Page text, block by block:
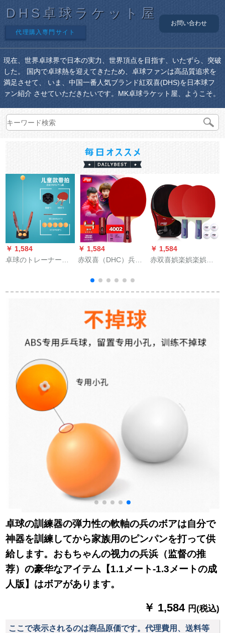
DHS卓球ラケット屋
代理購入専門サイト
お問い合わせ
現在、世界卓球界で日本の実力、世界頂点を目指す、いたずら、突破
した。 国内で卓球熱を迎えてきたため、卓球ファンは高品質追求を
満足させて、 いま、中国一番人気ブランド紅双喜(DHS)を日本球フ
ァン紹介 させていただきたいです。MK卓球ラケット屋、ようこそ。
￥ 1,584
卓球のトレーナーナ
ングル自己練ボムル
￥ 1,584
赤双喜（DHC）兵卓
拍弧結合速度スピリ
ット·ドナ·ク7階純木
星横撮り/双反膠
￥ 1,584
赤双喜娯楽娯楽娯楽
んで、柄のゴムを直
卓球の訓練器の弾力性の軟軸の兵のボアは自分で
神器を訓練してから家族用のピンパンを打って供
給します。おもちゃんの视力の兵浜（监督の推
荐）の豪华なアイテム【1.1メート-1.3メートの成
人版】はボアがあります。
￥ 1,584 円(税込)
ここで表示されるのは商品原価です。代理費用、送料等